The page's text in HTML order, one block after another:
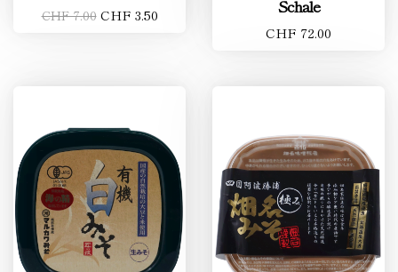
CHF 7.00CHF 3.50
Schale
CHF 72.00